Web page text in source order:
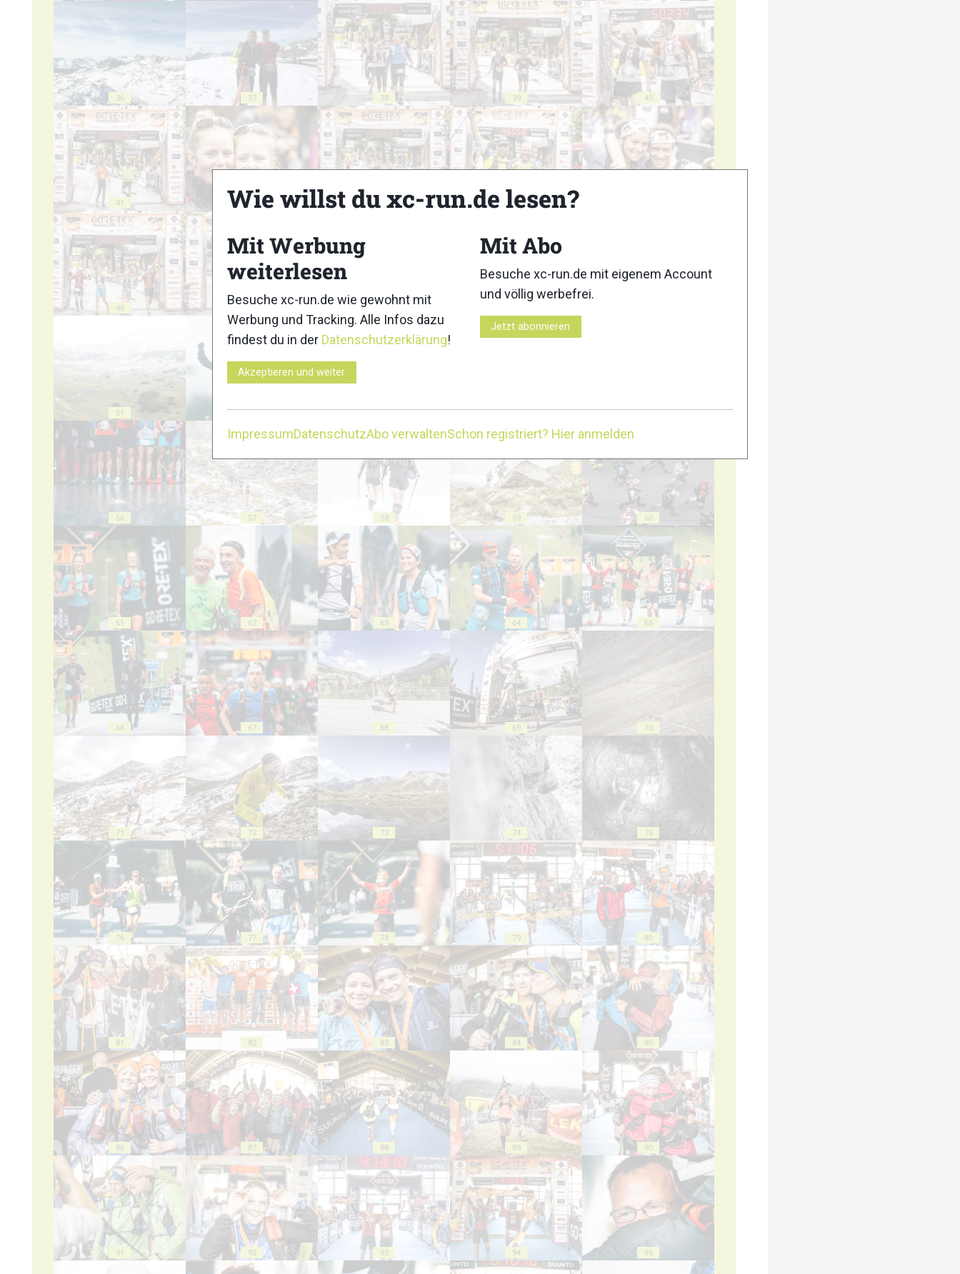
36 37 38 39 40
41 42 43 44
46
51 52 53 54 55
56 57 58 59 60
61 62 63 64 65
66 67 68 69 70
71 72 73 74 75
76 77 78 79 80
81 82 83 84 85
86 87 88 89 90
91 92 93 94 95
Wie willst du xc-run.de lesen?
Mit Werbung
weiterlesen
Besuche xc-run.de wie gewohnt mit
Werbung und Tracking. Alle Infos dazu
findest du in der Datenschutzerklärung!
Akzeptieren und weiter
Mit Abo
Besuche xc-run.de mit eigenem Account
und völlig werbefrei.
Jetzt abonnieren
ImpressumDatenschutzAbo verwaltenSchon registriert? Hier anmelden